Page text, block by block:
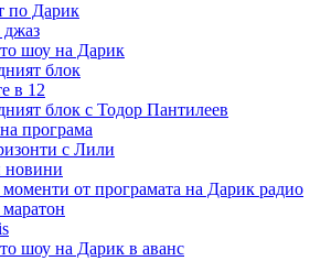
по Дарик
джаз
шоу на Дарик
блок
в 12
блок с Тодор Пантилеев
програма
с Лили
новини
от програмата на Дарик радио
шоу на Дарик в аванс